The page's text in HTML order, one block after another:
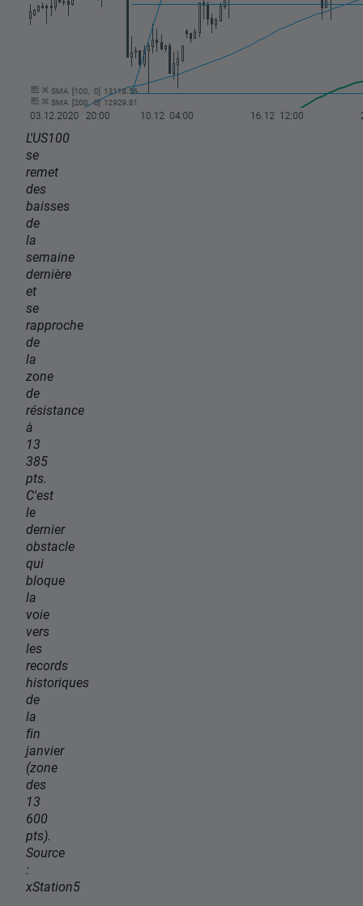
L'US100
se
remet
des
baisses
de
la
semaine
dernière
et
se
rapproche
de
la
zone
de
résistance
à
13
385
pts.
C'est
le
dernier
obstacle
qui
bloque
la
voie
vers
les
records
historiques
de
la
fin
janvier
(zone
des
13
600
pts).
Source
:
xStation5